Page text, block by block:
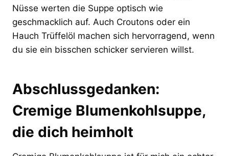
Nüsse werten die Suppe optisch wie
geschmacklich auf. Auch Croutons oder ein
Hauch Trüffelöl machen sich hervorragend, wenn
du sie ein bisschen schicker servieren willst.
Abschlussgedanken:
Cremige Blumenkohlsuppe,
die dich heimholt